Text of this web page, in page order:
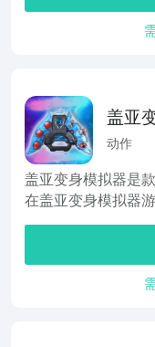
盖亚
动作
盖亚变身模拟器是
在盖亚变身模拟器